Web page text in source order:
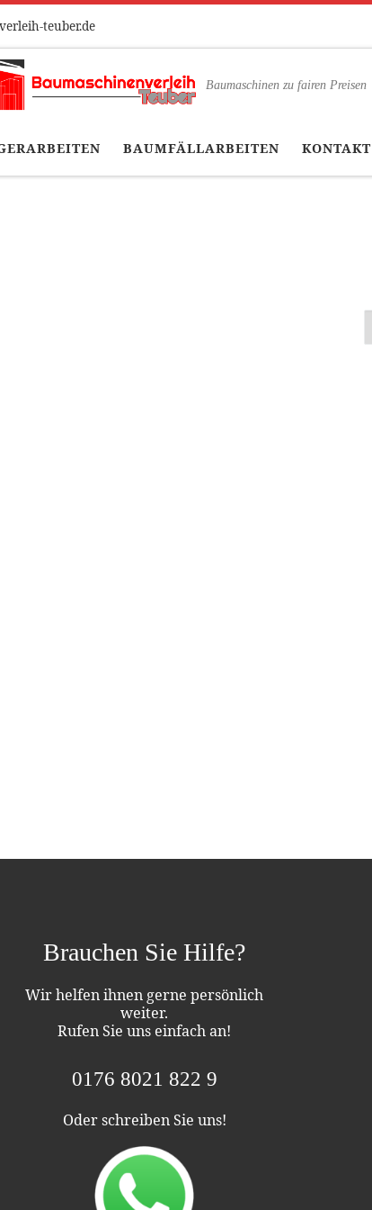
teuber.de
Baumaschinen zu fairen Preisen
BAUMFÄLLARBEITEN KONTAKT
Brauchen Sie Hilfe?
Wir helfen ihnen gerne persönlich
weiter.
Rufen Sie uns einfach an!
0176 8021 822 9
Oder schreiben Sie uns!